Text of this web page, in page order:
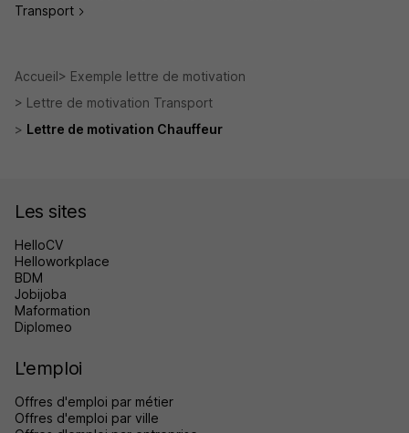
Transport
Accueil
Exemple lettre de motivation
Lettre de motivation Transport
Lettre de motivation Chauffeur
Les sites
HelloCV
Helloworkplace
BDM
Jobijoba
Maformation
Diplomeo
L'emploi
Offres d'emploi par métier
Offres d'emploi par ville